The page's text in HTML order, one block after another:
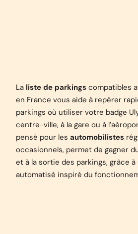
La liste de parkings compatibles
en France vous aide à repérer
parkings où utiliser votre badge
centre-ville, à la gare ou à
pensé pour les automobilistes
occasionnels, permet de gagner
et à la sortie des parkings, grâce
automatisé inspiré du